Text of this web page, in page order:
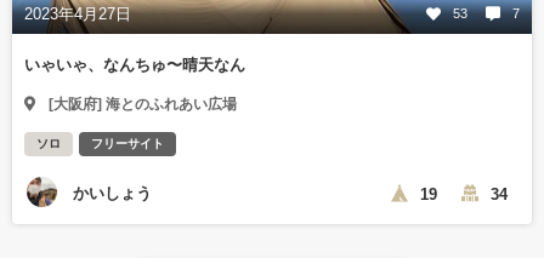
2023年4月27日 53 7
いゃいゃ、なんちゅ〜晴天なん
[大阪府] 海とのふれあい広場
ソロ フリーサイト
かいしょう 19 34